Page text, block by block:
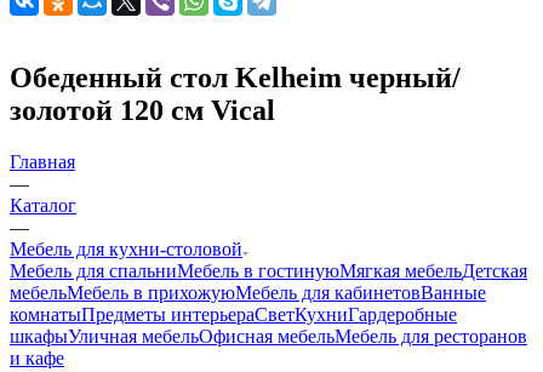
Обеденный стол Kelheim черный/
золотой 120 см Vical
Главная
—
Каталог
—
Мебель для кухни-столовой
Мебель для спальниМебель в гостинуюМягкая мебельДетская
мебельМебель в прихожуюМебель для кабинетовВанные
комнатыПредметы интерьераСветКухниГардеробные
шкафыУличная мебельОфисная мебельМебель для ресторанов
и кафе